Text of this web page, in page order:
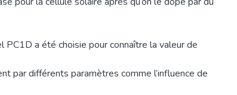
PC1D a été choisie pour connaître la valeur de
par différents paramètres comme l’influence de